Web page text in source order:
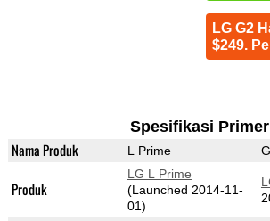
LG G2
$249.
Spesifikasi Primer
Nama Produk L Prime
Produk
LG L Prime
(Launched 2014-11-
01)